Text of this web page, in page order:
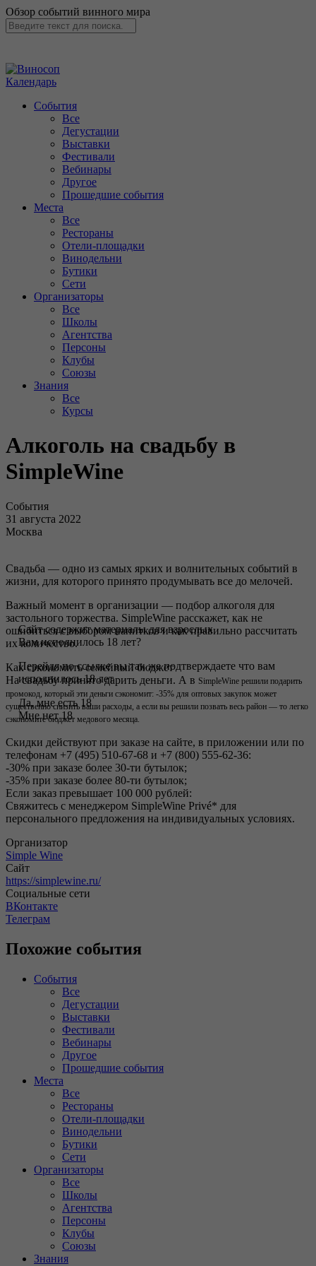
Обзор событий винного мира
Календарь
События
Все
Дегустации
Выставки
Фестивали
Вебинары
Другое
Прошедшие события
Места
Все
Рестораны
Отели-площадки
Винодельни
Бутики
Сети
Организаторы
Все
Школы
Агентства
Персоны
Клубы
Союзы
Знания
Все
Курсы
Алкоголь на свадьбу в
SimpleWine
События
31 августа 2022
Москва
Свадьба — одно из самых ярких и волнительных событий в
жизни, для которого принято продумывать все до мелочей.
Важный момент в организации — подбор алкоголя для
застольного торжества. SimpleWine расскажет, как не
ошибиться с выбором напитков и как правильно рассчитать
их количество.
Как сэкономить семейный бюджет
На свадьбу принято дарить деньги. А в SimpleWine решили подарить
промокод, который эти деньги сэкономит: -35% для оптовых закупок может
существенно снизить ваши расходы, а если вы решили позвать весь район — то легко
сэкономите бюджет медового месяца.
Скидки действуют при заказе на сайте, в приложении или по
телефонам +7 (495) 510-67-68 и +7 (800) 555-62-36:
-30% при заказе более 30-ти бутылок;
-35% при заказе более 80-ти бутылок;
Если заказ превышает 100 000 рублей:
Свяжитесь с менеджером SimpleWine Privé* для
персонального предложения на индивидуальных условиях.
Организатор
Simple Wine
Сайт
https://simplewine.ru/
Социальные сети
ВКонтакте
Телеграм
Похожие события
События
Все
Дегустации
Выставки
Фестивали
Вебинары
Другое
Прошедшие события
Места
Все
Рестораны
Отели-площадки
Винодельни
Бутики
Сети
Организаторы
Все
Школы
Агентства
Персоны
Клубы
Союзы
Знания
Сайт содержит материалы для взрослых
Вам исполнилось 18 лет?
Перейдя по ссылке вы так же подтверждаете что вам
исполнилось 18 лет
Да, мне есть 18
Мне нет 18